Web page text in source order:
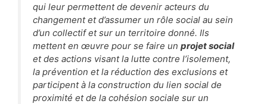
qui leur permettent de devenir acteurs du
changement et d’assumer un rôle social au sein
d’un collectif et sur un territoire donné. Ils
mettent en œuvre pour se faire un projet social
et des actions visant la lutte contre l’isolement,
la prévention et la réduction des exclusions et
participent à la construction du lien social de
proximité et de la cohésion sociale sur un